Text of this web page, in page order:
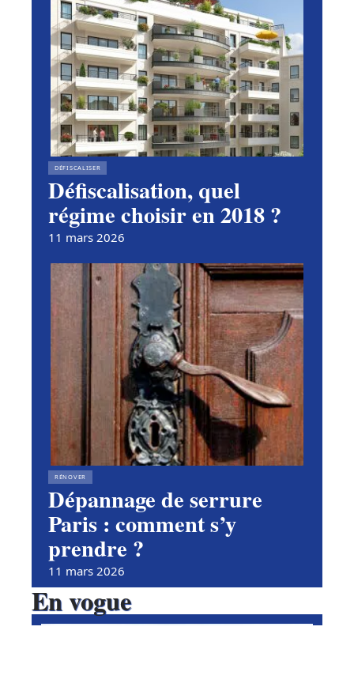
DÉFISCALISER
Défiscalisation, quel
régime choisir en 2018 ?
11 mars 2026
RÉNOVER
Dépannage de serrure
Paris : comment s’y
prendre ?
11 mars 2026
En vogue